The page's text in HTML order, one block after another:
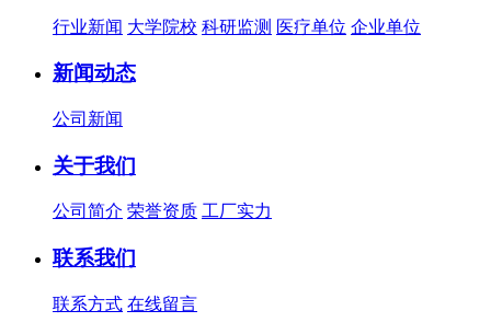
行业新闻 大学院校 科研监测 医疗单位 企业单位
新闻动态
公司新闻
关于我们
公司简介 荣誉资质 工厂实力
联系我们
联系方式 在线留言